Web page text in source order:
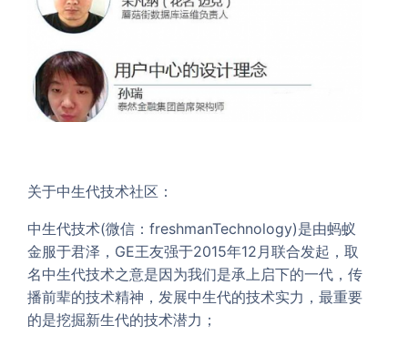
关于中生代技术社区：
中生代技术(微信：freshmanTechnology)是由蚂蚁
金服于君泽，GE王友强于2015年12月联合发起，取
名中生代技术之意是因为我们是承上启下的一代，传
播前辈的技术精神，发展中生代的技术实力，最重要
的是挖掘新生代的技术潜力；